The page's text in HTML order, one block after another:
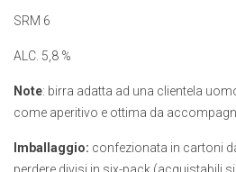
SRM 6
ALC. 5,8 %
Note: birra adatta ad una clientela
come aperitivo e ottima da
Imballaggio: confezionata in cartoni